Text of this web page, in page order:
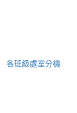
各班級處室分機